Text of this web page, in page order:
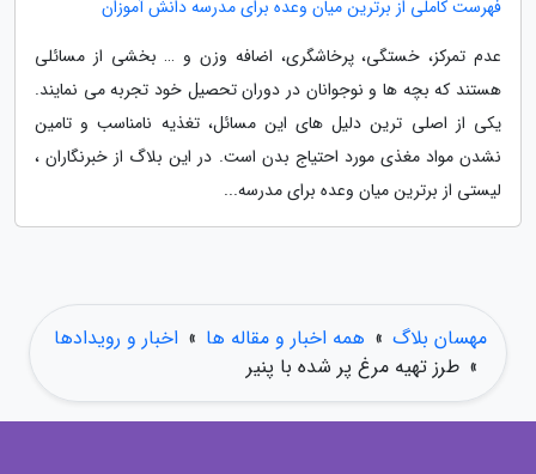
فهرست کاملی از برترین میان وعده برای مدرسه دانش آموزان
عدم تمرکز، خستگی، پرخاشگری، اضافه وزن و … بخشی از مسائلی
هستند که بچه ها و نوجوانان در دوران تحصیل خود تجربه می نمایند.
یکی از اصلی ترین دلیل های این مسائل، تغذیه نامناسب و تامین
نشدن مواد مغذی مورد احتیاج بدن است. در این بلاگ از خبرنگاران ،
لیستی از برترین میان وعده برای مدرسه...
مهسان بلاگ » همه اخبار و مقاله ها » اخبار و رویدادها
» طرز تهیه مرغ پر شده با پنیر